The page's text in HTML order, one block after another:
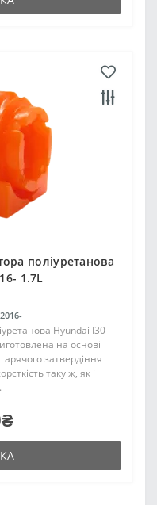
поліуретанова
1.7L
2016-
Hyundai I30
на основі
затвердіння
таку ж, як і